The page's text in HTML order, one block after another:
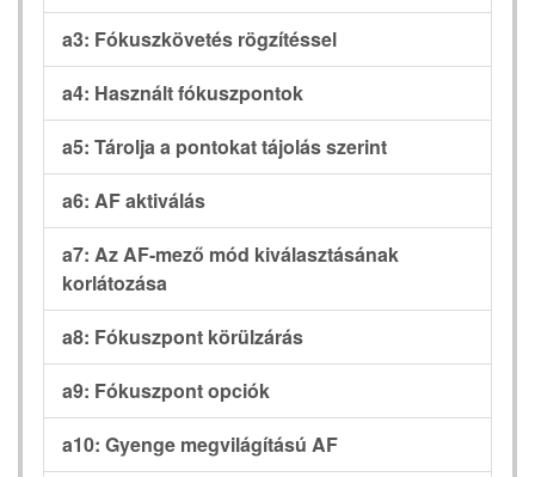
a3: Fókuszkövetés rögzítéssel
a4: Használt fókuszpontok
a5: Tárolja a pontokat tájolás szerint
a6: AF aktiválás
a7: Az AF-mező mód kiválasztásának
korlátozása
a8: Fókuszpont körülzárás
a9: Fókuszpont opciók
a10: Gyenge megvilágítású AF